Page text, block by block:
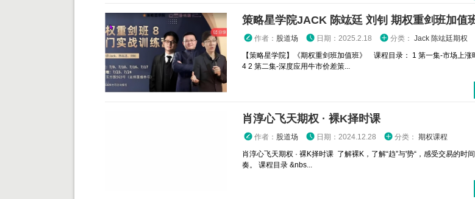
策略星学院JACK 陈竑廷 刘钊 期权重剑班加值
作者： 股道场 日期：2025.2.18 分类： Jack 陈竑廷期权
【策略星学院】《期权重剑班加值班》 课程目录： 1 第一集-市场上涨
4 2 第二集-深度应用牛市价差策...
肖淳心飞天期权 · 裸K择时课
作者： 股道场 日期：2024.12.28 分类： 期权课程
肖淳心飞天期权 · 裸K择时课 了解裸K，了解“趋”与'势“，感受交易的时
奏。 课程目录 &nbs...